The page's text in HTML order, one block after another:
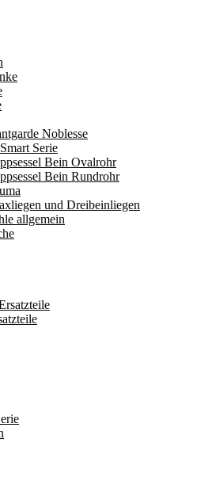
Noblesse
Serie
Bein Ovalrohr
Bein Rundrohr
und Dreibeinliegen
allgemein